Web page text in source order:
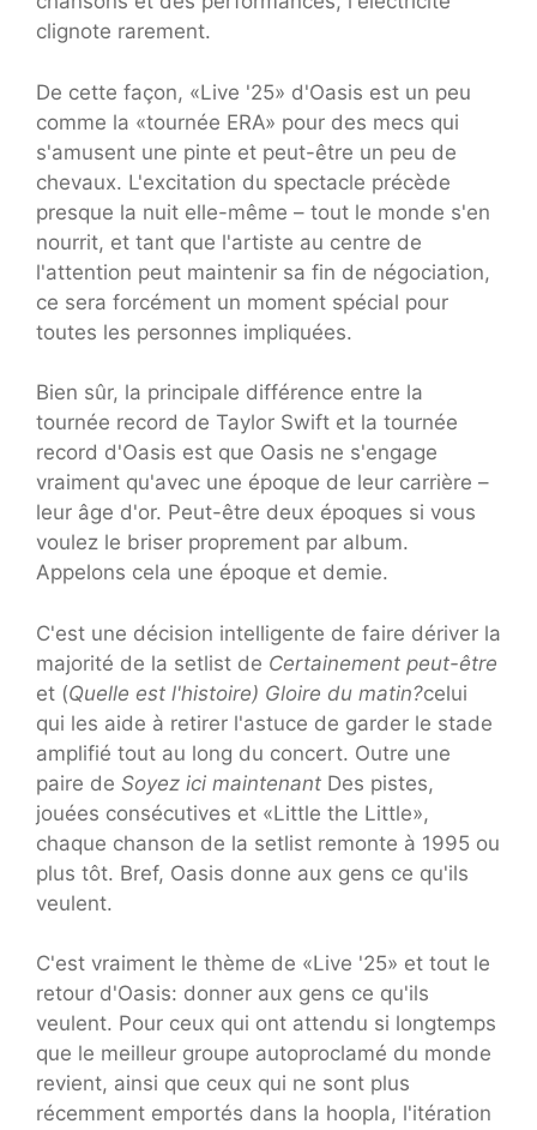
clignote rarement.
De cette façon, «Live '25» d'Oasis est un peu
comme la «tournée ERA» pour des mecs qui
s'amusent une pinte et peut-être un peu de
chevaux. L'excitation du spectacle précède
presque la nuit elle-même – tout le monde s'en
nourrit, et tant que l'artiste au centre de
l'attention peut maintenir sa fin de négociation,
ce sera forcément un moment spécial pour
toutes les personnes impliquées.
Bien sûr, la principale différence entre la
tournée record de Taylor Swift et la tournée
record d'Oasis est que Oasis ne s'engage
vraiment qu'avec une époque de leur carrière –
leur âge d'or. Peut-être deux époques si vous
voulez le briser proprement par album.
Appelons cela une époque et demie.
C'est une décision intelligente de faire dériver la
majorité de la setlist de Certainement peut-être
et (Quelle est l'histoire) Gloire du matin?celui
qui les aide à retirer l'astuce de garder le stade
amplifié tout au long du concert. Outre une
paire de Soyez ici maintenant Des pistes,
jouées consécutives et «Little the Little»,
chaque chanson de la setlist remonte à 1995 ou
plus tôt. Bref, Oasis donne aux gens ce qu'ils
veulent.
C'est vraiment le thème de «Live '25» et tout le
retour d'Oasis: donner aux gens ce qu'ils
veulent. Pour ceux qui ont attendu si longtemps
que le meilleur groupe autoproclamé du monde
revient, ainsi que ceux qui ne sont plus
récemment emportés dans la hoopla, l'itération